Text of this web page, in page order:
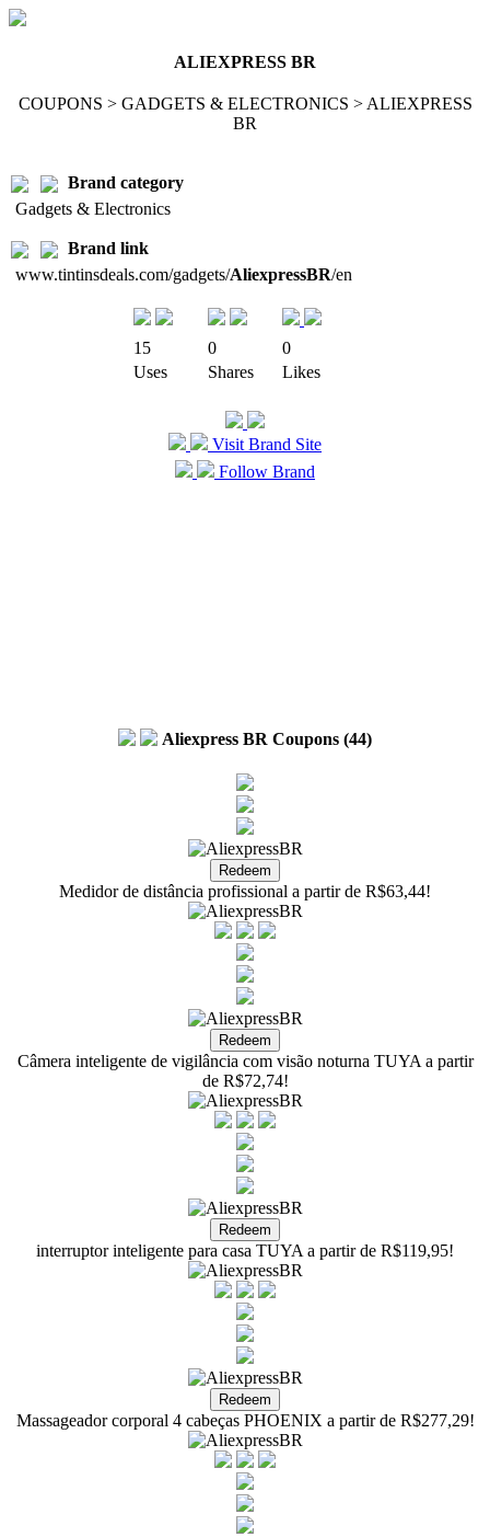
ALIEXPRESS BR
COUPONS > GADGETS & ELECTRONICS > ALIEXPRESS
BR
Brand category
Gadgets & Electronics
Brand link
www.tintinsdeals.com/gadgets/AliexpressBR/en
15 0
0
Uses
Shares Likes
Visit Brand Site
Follow Brand
Aliexpress BR Coupons (44)
Medidor de distância profissional a partir de R$63,44!
Câmera inteligente de vigilância com visão noturna TUYA a partir
de R$72,74!
interruptor inteligente para casa TUYA a partir de R$119,95!
Massageador corporal 4 cabeças PHOENIX a partir de R$277,29!